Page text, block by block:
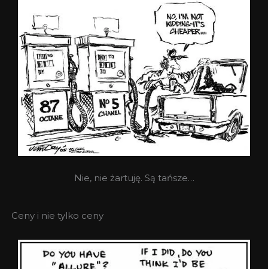
Nie, nie żartuję. Są tańsze…
Ceny i nie tylko ceny